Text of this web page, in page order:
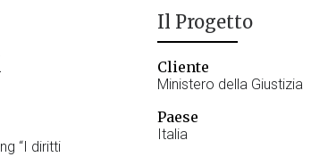
“I diritti
Il Progetto
Cliente
Ministero della Giustizia
Paese
Italia